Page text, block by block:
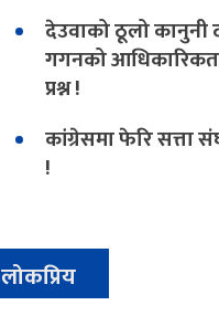
देउवाको ठूलो
गगनको
प्रश्न !
कांग्रेसमा फेरि सत्ता
!
लोकप्रिय